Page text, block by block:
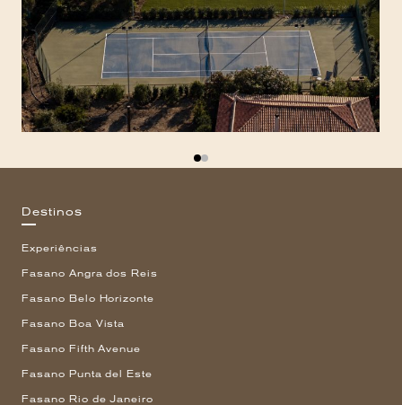
Destinos
Experiências
Fasano Angra dos Reis
Fasano Belo Horizonte
Fasano Boa Vista
Fasano Fifth Avenue
Fasano Punta del Este
Fasano Rio de Janeiro